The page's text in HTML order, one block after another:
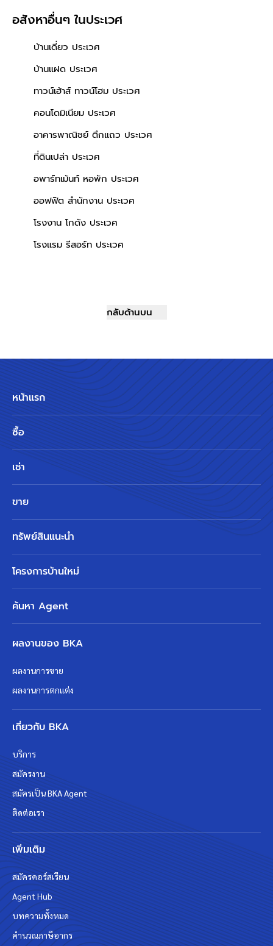
อสังหาอื่นๆในประเวศ
บ้านเดี่ยว ประเวศ
บ้านแฝด ประเวศ
ทาวน์เฮ้าส์ ทาวน์โฮม ประเวศ
คอนโดมิเนียม ประเวศ
อาคารพาณิชย์ ตึกแถว ประเวศ
ที่ดินเปล่า ประเวศ
อพาร์ทเม้นท์ หอพัก ประเวศ
ออฟฟิต สำนักงาน ประเวศ
โรงงาน โกดัง ประเวศ
โรงแรม รีสอร์ท ประเวศ
กลับด้านบน
หน้าแรก
ซื้อ
เช่า
ขาย
ทรัพย์สินแนะนำ
โครงการบ้านใหม่
ค้นหา Agent
ผลงานของ BKA
ผลงานการขาย
ผลงานการตกแต่ง
เกี่ยวกับ BKA
บริการ
สมัครงาน
สมัครเป็น BKA Agent
ติดต่อเรา
เพิ่มเติม
สมัครคอร์สเรียน
Agent Hub
บทความทั้งหมด
คำนวณภาษีอากร